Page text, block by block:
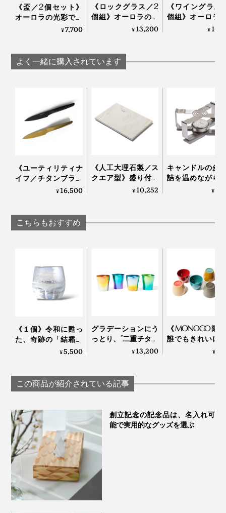
めずに飲める形状。
そうです。
底に厚みがあるので、大きな氷を入れても安定感があ
り、お酒をゆったり愉しめます。
ご購入１ヶ月以内なら、うっかりグラスを割ってしまっ
ても無償で交換できる「保証書」がついています。
どうりで、口当たりのなめらかさが違う！
コーティングに使われているのは、純度100％チタン。
がほとんどのところ、「錆びない、軽い、人体にやさし
い」特徴を持つ、純度100％のチタンを使用していると
おいしい、美しいだけでなく、安心して使えるのも高ポ
イント。
ったりだと思います！
《盃／2個セット》
オーロラの光彩で眼
福を、まろやかな味
ーティンググラス｜
PROGRESS プログレ
¥7,700
《ロックグラス／2
個組》オーロラの光
彩で眼福を、まろや
ン」コーティンググ
ラス｜PROGRESS プ
¥13,200
《ワイングラス
個組》オーロラ
彩で眼福を、ま
¥
よく一緒に購入されています
《ユーティリティナ
イフ／チタンブラッ
ク＆ゴールド》
味、朝食の支度に便
利な小回りのきく
¥16,500
《人工大理石製／ス
クエア型》盛り付け
が見違えて、会話が
¥10,252
キャンドルの炎
詰を温めながら
っくり呑める「
¥
こちらもおすすめ
《１個》令和に甦っ
た、奇跡の「結霜グ
ラス」｜結霜月華
¥5,500
グラデーションにう
っとり、“二重チタン
構造”でビールもコー
（250cc） | 燕三条
¥13,200
《MONOCO限
誰でもきれいに
付けができる、
¥
この商品が紹介されている記事
創立記念の記念品は、名入れ可
能で実用的なグッズを選ぶ